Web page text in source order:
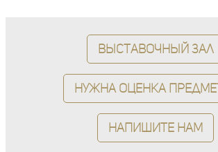
Выставочный зал
Нужна оценка
Напишите нам